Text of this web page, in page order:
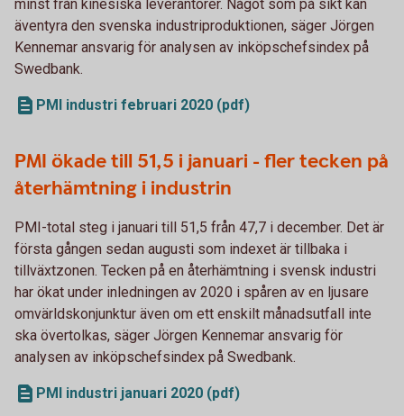
minst från kinesiska leverantörer. Något som på sikt kan
äventyra den svenska industriproduktionen, säger Jörgen
Kennemar ansvarig för analysen av inköpschefsindex på
Swedbank.
PMI industri februari 2020 (pdf)
PMI ökade till 51,5 i januari - fler tecken på
återhämtning i industrin
PMI-total steg i januari till 51,5 från 47,7 i december. Det är
första gången sedan augusti som indexet är tillbaka i
tillväxtzonen. Tecken på en återhämtning i svensk industri
har ökat under inledningen av 2020 i spåren av en ljusare
omvärldskonjunktur även om ett enskilt månadsutfall inte
ska övertolkas, säger Jörgen Kennemar ansvarig för
analysen av inköpschefsindex på Swedbank.
PMI industri januari 2020 (pdf)